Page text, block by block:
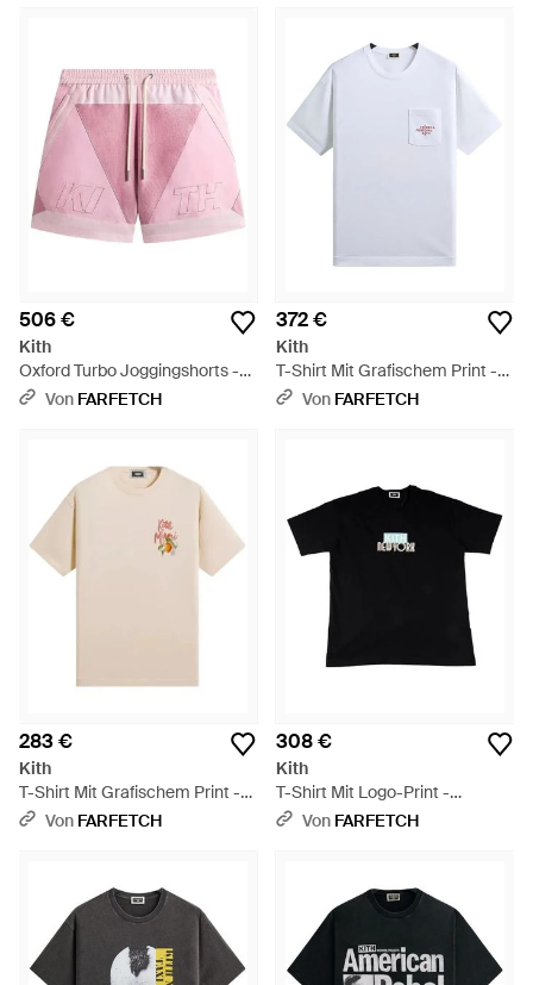
506 €
Kith
Oxford Turbo Joggingshorts -
PinkVon FARFETCH
372 €
Kith
T-Shirt Mit Grafischem Print -
WeißVon FARFETCH
283 €
Kith
T-Shirt Mit Grafischem Print -
Natur
Von FARFETCH
308 €
Kith
T-Shirt Mit Logo-Print -
Schwarz
Von FARFETCH